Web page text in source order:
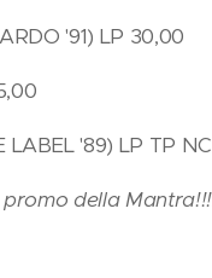
'91) LP 30,00
LABEL '89) LP TP
della